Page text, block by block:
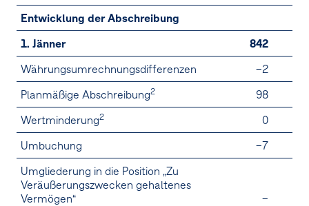
Entwicklung der Abschreibung
1. Jänner
842
Währungsumrechnungsdifferenzen
–2
Planmäßige Abschreibung2
98
Wertminderung2
0
Umbuchung
–7
Umgliederung in die Position „Zu
Veräußerungszwecken gehaltenes
Vermögen“
–